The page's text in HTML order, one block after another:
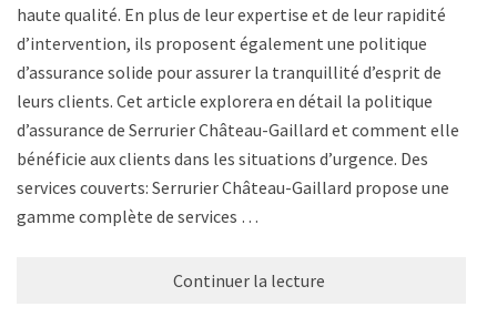
haute qualité. En plus de leur expertise et de leur rapidité
d’intervention, ils proposent également une politique
d’assurance solide pour assurer la tranquillité d’esprit de
leurs clients. Cet article explorera en détail la politique
d’assurance de Serrurier Château-Gaillard et comment elle
bénéficie aux clients dans les situations d’urgence. Des
services couverts: Serrurier Château-Gaillard propose une
gamme complète de services …
Continuer la lecture